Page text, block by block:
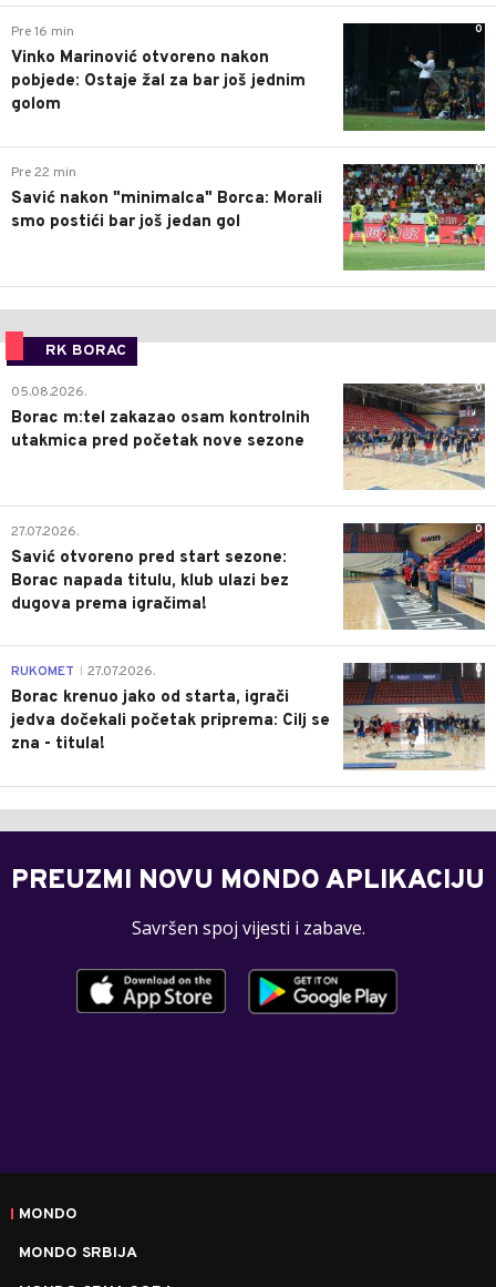
0
Pre 16 min
Vinko Marinović otvoreno nakon
pobjede: Ostaje žal za bar još jednim
golom
0
Pre 22 min
Savić nakon "minimalca" Borca: Morali
smo postići bar još jedan gol
RK BORAC
0
05.08.2026.
Borac m:tel zakazao osam kontrolnih
utakmica pred početak nove sezone
0
27.07.2026.
Savić otvoreno pred start sezone:
Borac napada titulu, klub ulazi bez
dugova prema igračima!
0
RUKOMET 27.07.2026.
Borac krenuo jako od starta, igrači
jedva dočekali početak priprema: Cilj se
zna - titula!
PREUZMI NOVU MONDO APLIKACIJU
Savršen spoj vijesti i zabave.
MONDO
MONDO SRBIJA